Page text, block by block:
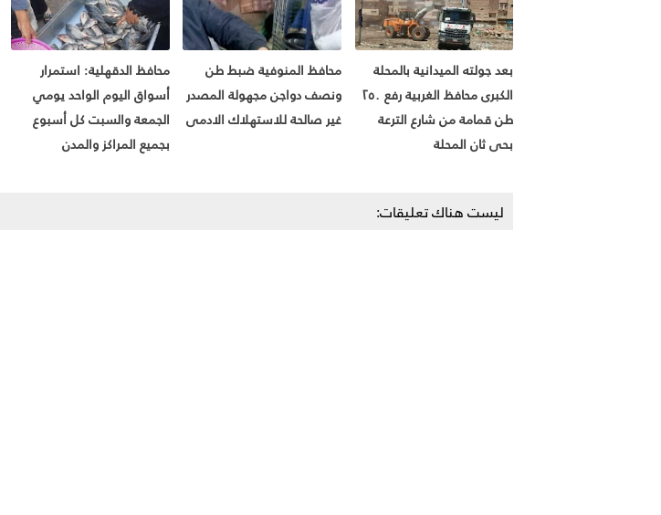
محافظ الدقهلية: استمرار
أسواق اليوم الواحد يومي
الجمعة والسبت كل أسبوع
بجميع المراكز والمدن
محافظ المنوفية ضبط طن
ونصف دواجن مجهولة المصدر
غير صالحة للاستهلاك الادمى
بعد جولته الميدانية بالمحلة
الكبرى محافظ الغربية رفع ٢٥٠
طن قمامة من شارع الترعة
بحى ثان المحلة
ليست هناك تعليقات: